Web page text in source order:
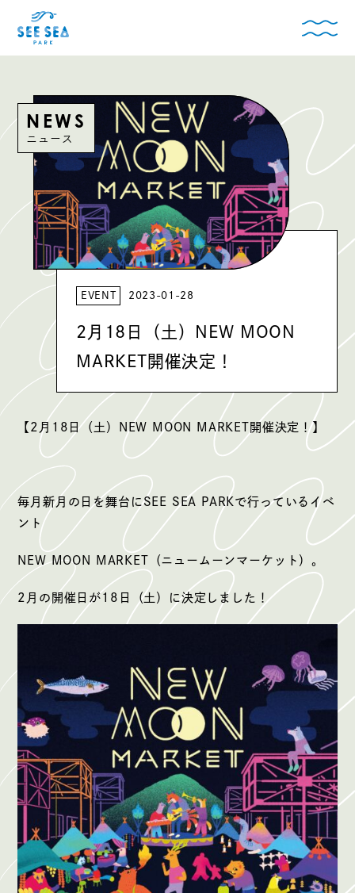
NEWS
ニュース
EVENT 2023-01-28
2月18日（土）NEW MOON
MARKET開催決定！
【2月18日（土）NEW MOON MARKET開催決定！】
毎月新月の日を舞台にSEE SEA PARKで行っているイベ
ント
NEW MOON MARKET（ニュームーンマーケット）。
2月の開催日が18日（土）に決定しました！